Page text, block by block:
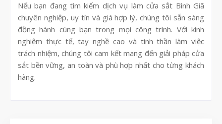
Nếu bạn đang tìm kiếm dịch vụ làm cửa sắt Bình Giã
chuyên nghiệp, uy tín và giá hợp lý, chúng tôi sẵn sàng
đồng hành cùng bạn trong mọi công trình. Với kinh
nghiệm thực tế, tay nghề cao và tinh thần làm việc
trách nhiệm, chúng tôi cam kết mang đến giải pháp cửa
sắt bền vững, an toàn và phù hợp nhất cho từng khách
hàng.